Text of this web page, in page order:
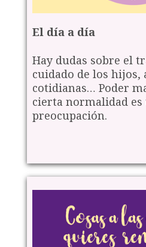
El día a día
Hay dudas sobre el
cuidado de los hijos,
cotidianas… Poder
cierta normalidad es
preocupación.